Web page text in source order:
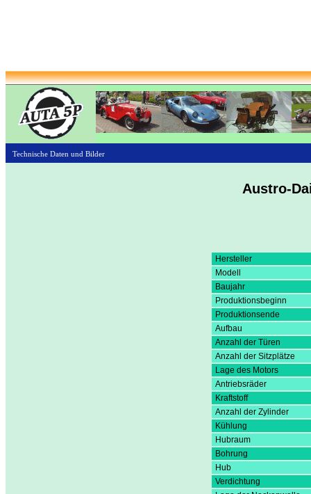
Technische Daten und Bilder
Austro-
Hersteller
Modell
Baujahr
Produktionsbeginn
Produktionsende
Aufbau
Anzahl der Türen
Anzahl der Sitzplätze
Lage des Motors
Antriebsräder
Kraftstoff
Anzahl der Zylinder
Kühlung
Hubraum
Bohrung
Hub
Verdichtung